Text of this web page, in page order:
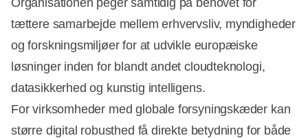
Organisationen peger samtidig på behovet for
tættere samarbejde mellem erhvervsliv, myndigheder
og forskningsmiljøer for at udvikle europæiske
løsninger inden for blandt andet cloudteknologi,
datasikkerhed og kunstig intelligens.
For virksomheder med globale forsyningskæder kan
større digital robusthed få direkte betydning for både